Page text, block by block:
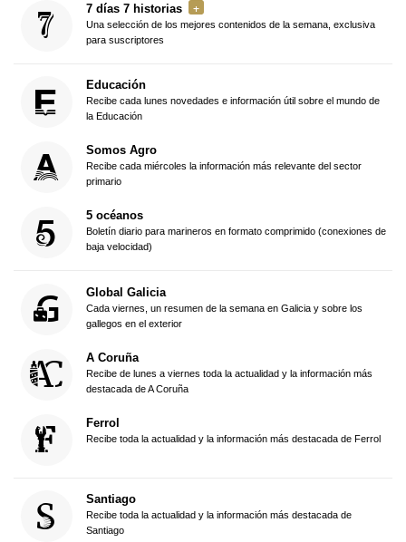
7 días 7 historias
Una selección de los mejores contenidos de la semana, exclusiva
para suscriptores
Educación
Recibe cada lunes novedades e información útil sobre el mundo de
la Educación
Somos Agro
Recibe cada miércoles la información más relevante del sector
primario
5 océanos
Boletín diario para marineros en formato comprimido (conexiones de
baja velocidad)
Global Galicia
Cada viernes, un resumen de la semana en Galicia y sobre los
gallegos en el exterior
A Coruña
Recibe de lunes a viernes toda la actualidad y la información más
destacada de A Coruña
Ferrol
Recibe toda la actualidad y la información más destacada de Ferrol
Santiago
Recibe toda la actualidad y la información más destacada de
Santiago